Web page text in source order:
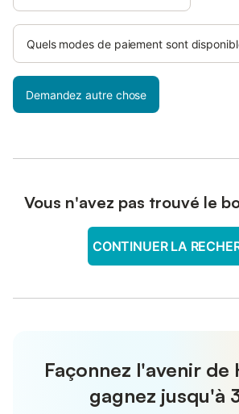
Quels modes de paiement sont
Demandez autre chose
Vous n'avez pas trouvé le
CONTINUER LA
Façonnez l'avenir de
gagnez jusqu'à